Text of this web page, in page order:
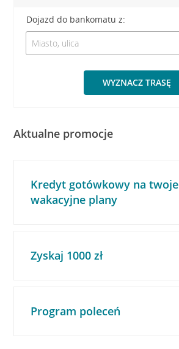
Dojazd do bankomatu z:
WYZNACZ TRASĘ
Aktualne promocje
Kredyt gotówkowy na twoje
wakacyjne plany
Zyskaj 1000 zł
Program poleceń